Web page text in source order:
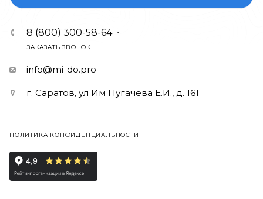
8 (800) 300-58-64
ЗАКАЗАТЬ ЗВОНОК
info@mi-do.pro
г. Саратов, ул Им Пугачева Е.И., д. 161
ПОЛИТИКА КОНФИДЕНЦИАЛЬНОСТИ